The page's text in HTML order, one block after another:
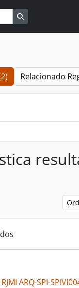
Relacionado
ARQ-SPI-